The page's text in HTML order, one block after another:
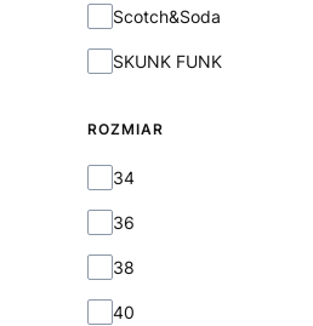
Scotch&Soda
SKUNK FUNK
ROZMIAR
Rozmiar
34
36
38
40